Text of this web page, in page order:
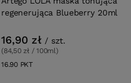
regenerująca Blueberry 20ml
16,90 zł / szt.
(84,50 zł / 100ml)
16.90PKTpunktów